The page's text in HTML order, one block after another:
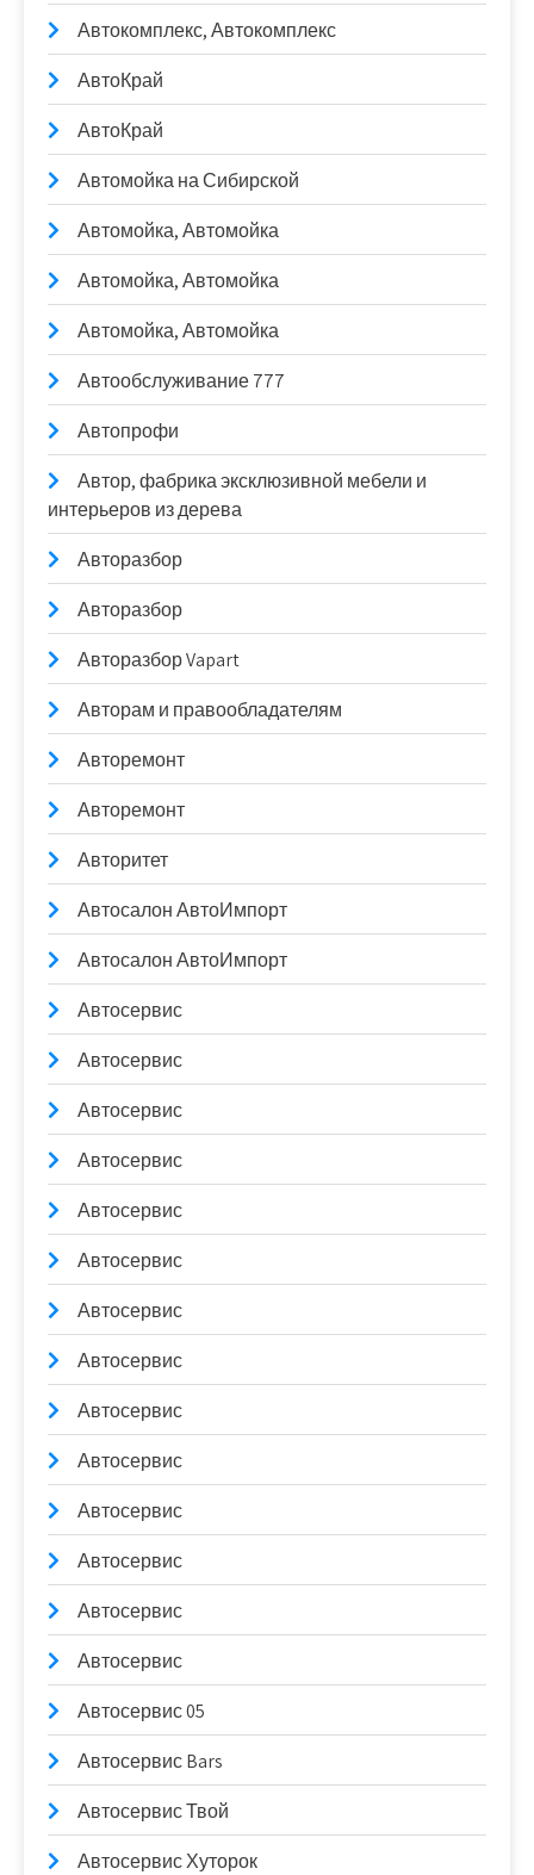
Автокомплекс, Автокомплекс
АвтоКрай
АвтоКрай
Автомойка на Сибирской
Автомойка, Автомойка
Автомойка, Автомойка
Автомойка, Автомойка
Автообслуживание 777
Автопрофи
Автор, фабрика эксклюзивной мебели и
интерьеров из дерева
Авторазбор
Авторазбор
Авторазбор Vapart
Авторам и правообладателям
Авторемонт
Авторемонт
Авторитет
Автосалон АвтоИмпорт
Автосалон АвтоИмпорт
Автосервис
Автосервис
Автосервис
Автосервис
Автосервис
Автосервис
Автосервис
Автосервис
Автосервис
Автосервис
Автосервис
Автосервис
Автосервис
Автосервис
Автосервис 05
Автосервис Bars
Автосервис Твой
Автосервис Хуторок